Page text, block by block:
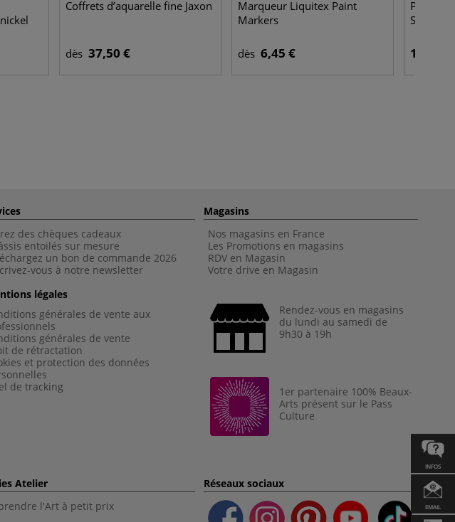
INFOS
EMAIL
Coffrets d’aquarelle fine Jaxon
dès 37,50 €
Marqueur Liquitex Paint
Markers
dès 6,45 €
Studio
14,45 €
des chèques cadeaux
entoilés sur mesure
un bon de commande 2026
vous à notre newsletter
légales
générales de vente aux
générales de vente
de rétractation
et protection des données
de tracking
Magasins
Nos magasins en France
Les Promotions en magasins
RDV en Magasin
Votre drive en Magasin
Rendez-vous en magasins
du lundi au samedi de
9h30 à 19h
1er partenaire 100% Beaux-
Arts présent sur le Pass
Culture
Atelier
l'Art à petit prix
Réseaux sociaux